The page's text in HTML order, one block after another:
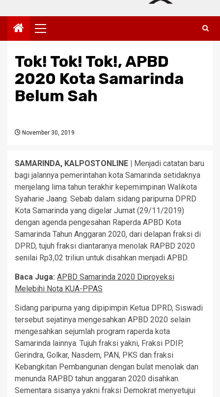
Primary
Menu
Tok! Tok! Tok!, APBD
2020 Kota Samarinda
Belum Sah
November 30, 2019
SAMARINDA, KALPOSTONLINE |
Menjadi catatan baru
bagi jalannya pemerintahan kota Samarinda setidaknya
menjelang lima tahun terakhir kepemimpinan Walikota
Syaharie Jaang. Sebab dalam sidang paripurna DPRD
Kota Samarinda yang digelar Jumat (29/11/2019)
dengan agenda pengesahan Raperda APBD Kota
Samarinda Tahun Anggaran 2020, dari delapan fraksi di
DPRD, tujuh fraksi diantaranya menolak RAPBD 2020
senilai Rp3,02 triliun untuk disahkan menjadi APBD.
Baca Juga: APBD Samarinda 2020 Diproyeksi
Melebihi Nota KUA-PPAS
Sidang paripurna yang dipipimpin Ketua DPRD, Siswadi
tersebut sejatinya mengesahkan APBD 2020 selain
mengesahkan sejumlah program raperda kota
Samarinda lainnya. Tujuh fraksi yakni, Fraksi PDIP,
Gerindra, Golkar, Nasdem, PAN, PKS dan fraksi
Kebangkitan Pembangunan dengan bulat menolak dan
menunda RAPBD tahun anggaran 2020 disahkan.
Sementara sisanya yakni fraksi Demokrat menyetujui